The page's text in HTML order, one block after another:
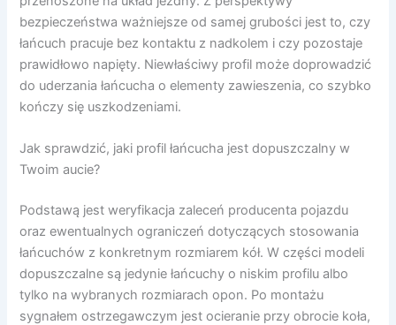
bezpieczeństwa ważniejsze od samej grubości jest to, czy
łańcuch pracuje bez kontaktu z nadkolem i czy pozostaje
prawidłowo napięty. Niewłaściwy profil może doprowadzić
do uderzania łańcucha o elementy zawieszenia, co szybko
kończy się uszkodzeniami.
Jak sprawdzić, jaki profil łańcucha jest dopuszczalny w
Twoim aucie?
Podstawą jest weryfikacja zaleceń producenta pojazdu
oraz ewentualnych ograniczeń dotyczących stosowania
łańcuchów z konkretnym rozmiarem kół. W części modeli
dopuszczalne są jedynie łańcuchy o niskim profilu albo
tylko na wybranych rozmiarach opon. Po montażu
sygnałem ostrzegawczym jest ocieranie przy obrocie koła,